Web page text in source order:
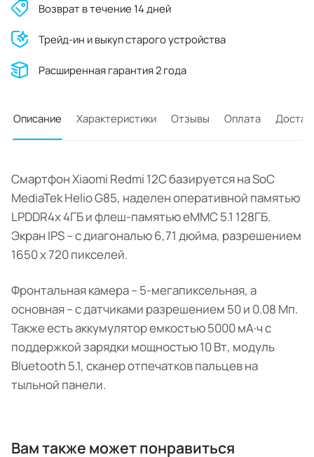
Возврат в течение 14 дней
Трейд-ин и выкуп старого устройства
Расширенная гарантия 2 года
Описание Характеристики Отзывы Оплата
Смартфон Xiaomi Redmi 12C базируется на SoC
MediaTek Helio G85, наделен оперативной памятью
LPDDR4x 4ГБ и флеш-памятью eMMC 5.1 128ГБ.
Экран IPS – с диагональю 6,71 дюйма, разрешением
1650 х 720 пикселей.
Фронтальная камера – 5-мегапиксельная, а
основная – с датчиками разрешением 50 и 0.08 Мп.
Также есть аккумулятор емкостью 5000 мА·ч с
поддержкой зарядки мощностью 10 Вт, модуль
Bluetooth 5.1, сканер отпечатков пальцев на
тыльной панели.
Вам также может понравиться